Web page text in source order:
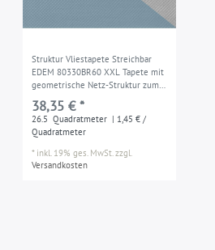
Struktur Vliestapete Streichbar
EDEM 80330BR60 XXL Tapete mit
geometrische Netz-Struktur zum
streichen maler weiss 26,50 qm
38,35 € *
26.5 Quadratmeter | 1,45 € /
Quadratmeter
* inkl. 19% ges. MwSt.zzgl.
Versandkosten